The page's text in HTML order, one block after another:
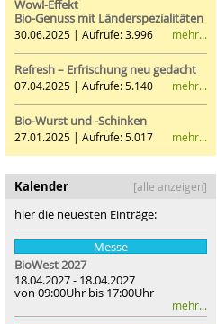
Wow!-Effekt
Bio-Genuss mit Länderspezialitäten
30.06.2025 | Aufrufe: 3.996 mehr...
Refresh – Erfrischung neu gedacht
07.04.2025 | Aufrufe: 5.140 mehr...
Bio-Wurst und -Schinken
27.01.2025 | Aufrufe: 5.017 mehr...
Kalender [alle anzeigen]
hier die neuesten Einträge:
Messe
BioWest 2027
18.04.2027 - 18.04.2027
von 09:00Uhr bis 17:00Uhr
mehr...